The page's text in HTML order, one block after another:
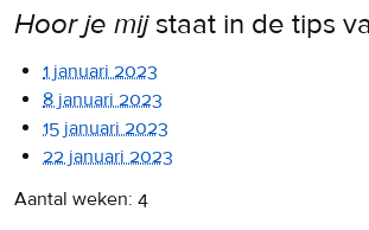
Hoor je mijstaat in de tips
1 januari 2023
8 januari 2023
15 januari 2023
22 januari 2023
Aantal weken: 4